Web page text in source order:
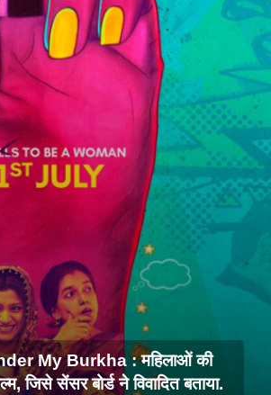
My Burkha : महिलाओं की
जिसे सेंसर बोर्ड ने विवादित बताया.